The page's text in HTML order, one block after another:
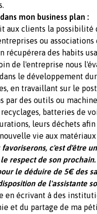
mon business plan :
aux clients la possibilité
ou
récupérera des habits
de l'entreprise nous
le développement
en travaillant sur le
par des outils ou
batteries de
leurs déchets
vie aux
c'est d'être
respect de son
le déduire de 5€ des
de l'assistante
en écrivant à des
et du partage de ma